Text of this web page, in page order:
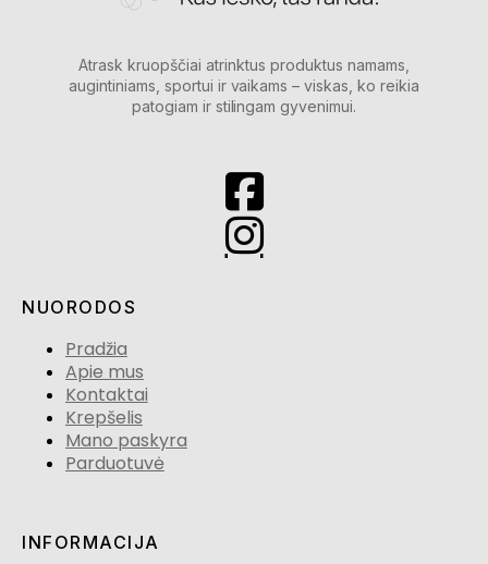
Atrask kruopščiai atrinktus produktus namams,
augintiniams, sportui ir vaikams – viskas, ko reikia
patogiam ir stilingam gyvenimui.
NUORODOS
Pradžia
Apie mus
Kontaktai
Krepšelis
Mano paskyra
Parduotuvė
INFORMACIJA